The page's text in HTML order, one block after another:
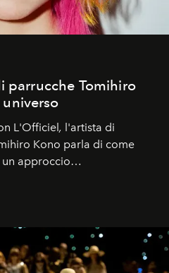
parrucche Tomihiro
L'Officiel , l'artista di
Kono parla di come
un approccio